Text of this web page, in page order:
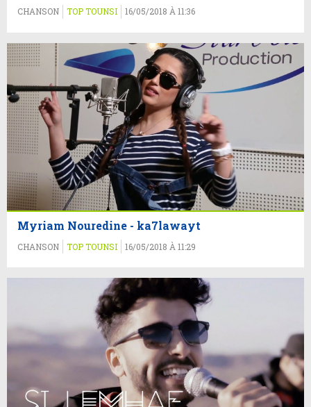
CHANSON TOP TOUNSI 16/05/2018 À 11:36
Myriam Nouredine - ka7lawayt
CHANSON TOP TOUNSI 16/05/2018 À 11:29